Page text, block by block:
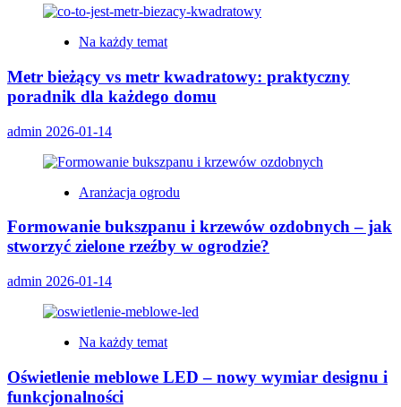
Na każdy temat
Metr bieżący vs metr kwadratowy: praktyczny
poradnik dla każdego domu
admin 2026-01-14
Aranżacja ogrodu
Formowanie bukszpanu i krzewów ozdobnych – jak
stworzyć zielone rzeźby w ogrodzie?
admin 2026-01-14
Na każdy temat
Oświetlenie meblowe LED – nowy wymiar designu i
funkcjonalności